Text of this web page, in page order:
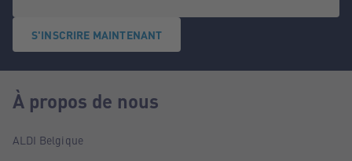
S'INSCRIRE MAINTENANT
À propos de nous
ALDI Belgique